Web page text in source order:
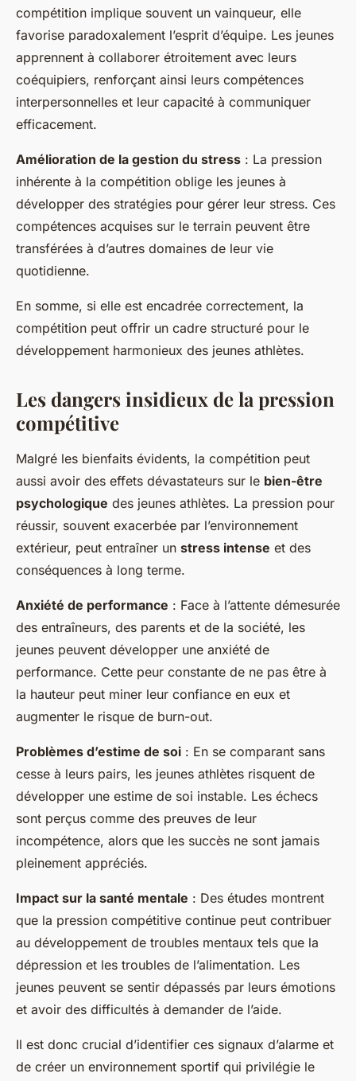
compétition implique souvent un vainqueur, elle
favorise paradoxalement l’esprit d’équipe. Les jeunes
apprennent à collaborer étroitement avec leurs
coéquipiers, renforçant ainsi leurs compétences
interpersonnelles et leur capacité à communiquer
efficacement.
Amélioration de la gestion du stress : La pression
inhérente à la compétition oblige les jeunes à
développer des stratégies pour gérer leur stress. Ces
compétences acquises sur le terrain peuvent être
transférées à d’autres domaines de leur vie
quotidienne.
En somme, si elle est encadrée correctement, la
compétition peut offrir un cadre structuré pour le
développement harmonieux des jeunes athlètes.
Les dangers insidieux de la pression
compétitive
Malgré les bienfaits évidents, la compétition peut
aussi avoir des effets dévastateurs sur le bien-être
psychologique des jeunes athlètes. La pression pour
réussir, souvent exacerbée par l’environnement
extérieur, peut entraîner un stress intense et des
conséquences à long terme.
Anxiété de performance : Face à l’attente démesurée
des entraîneurs, des parents et de la société, les
jeunes peuvent développer une anxiété de
performance. Cette peur constante de ne pas être à
la hauteur peut miner leur confiance en eux et
augmenter le risque de burn-out.
Problèmes d’estime de soi : En se comparant sans
cesse à leurs pairs, les jeunes athlètes risquent de
développer une estime de soi instable. Les échecs
sont perçus comme des preuves de leur
incompétence, alors que les succès ne sont jamais
pleinement appréciés.
Impact sur la santé mentale : Des études montrent
que la pression compétitive continue peut contribuer
au développement de troubles mentaux tels que la
dépression et les troubles de l’alimentation. Les
jeunes peuvent se sentir dépassés par leurs émotions
et avoir des difficultés à demander de l’aide.
Il est donc crucial d’identifier ces signaux d’alarme et
de créer un environnement sportif qui privilégie le